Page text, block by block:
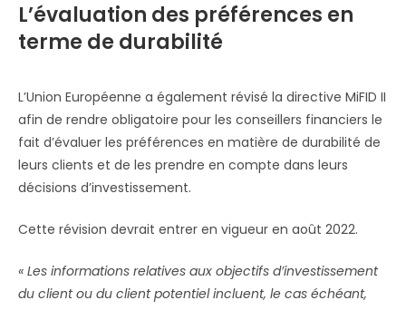
L’évaluation des préférences en
terme de durabilité
L’Union Européenne a également révisé la directive MiFID II
afin de rendre obligatoire pour les conseillers financiers le
fait d’évaluer les préférences en matière de durabilité de
leurs clients et de les prendre en compte dans leurs
décisions d’investissement.
Cette révision devrait entrer en vigueur en août 2022.
« Les informations relatives aux objectifs d’investissement
du client ou du client potentiel incluent, le cas échéant,